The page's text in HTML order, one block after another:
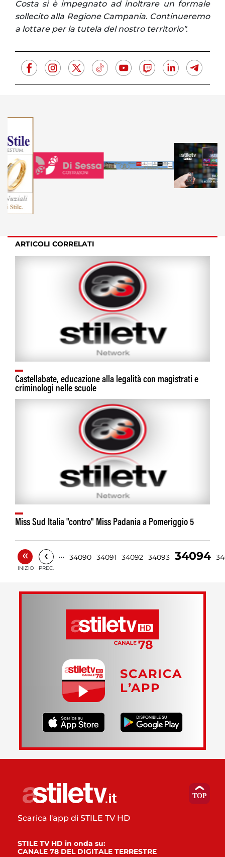
Costa si è impegnato ad inoltrare un formale
sollecito alla Regione Campania. Continueremo
a lottare per la tutela del nostro territorio".
ARTICOLI CORRELATI
Castellabate, educazione alla legalità con magistrati e
criminologi nelle scuole
Miss Sud Italia "contro" Miss Padania a Pomeriggio 5
«
INIZIO
‹
PREC.
… 34090 34091 34092 34093 34094
SCARICA
L’APP
Scarica l'app di STILE TV HD
STILE TV HD in onda su:
CANALE 78 DEL DIGITALE TERRESTRE